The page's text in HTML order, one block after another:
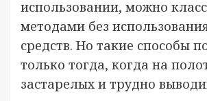
использовании, можно
методами без
средств. Но такие способы
только тогда, когда на
застарелых и трудно